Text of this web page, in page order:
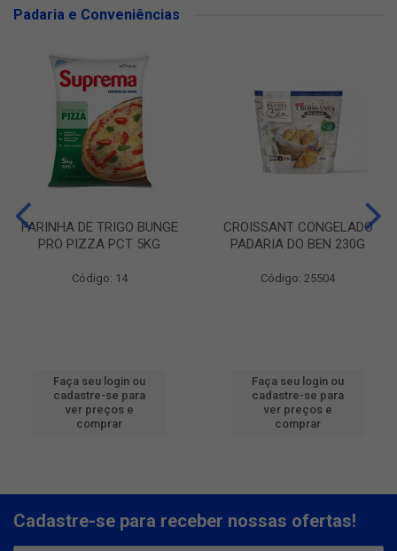
Padaria e Conveniências
FARINHA DE TRIGO BUNGE
PRO PIZZA PCT 5KG
Código: 14
Faça seu login ou
cadastre-se para
ver preços e
comprar
CROISSANT CONGELADO
PADARIA DO BEN 230G
Código: 25504
Faça seu login ou
cadastre-se para
ver preços e
comprar
Cadastre-se para receber nossas ofertas!